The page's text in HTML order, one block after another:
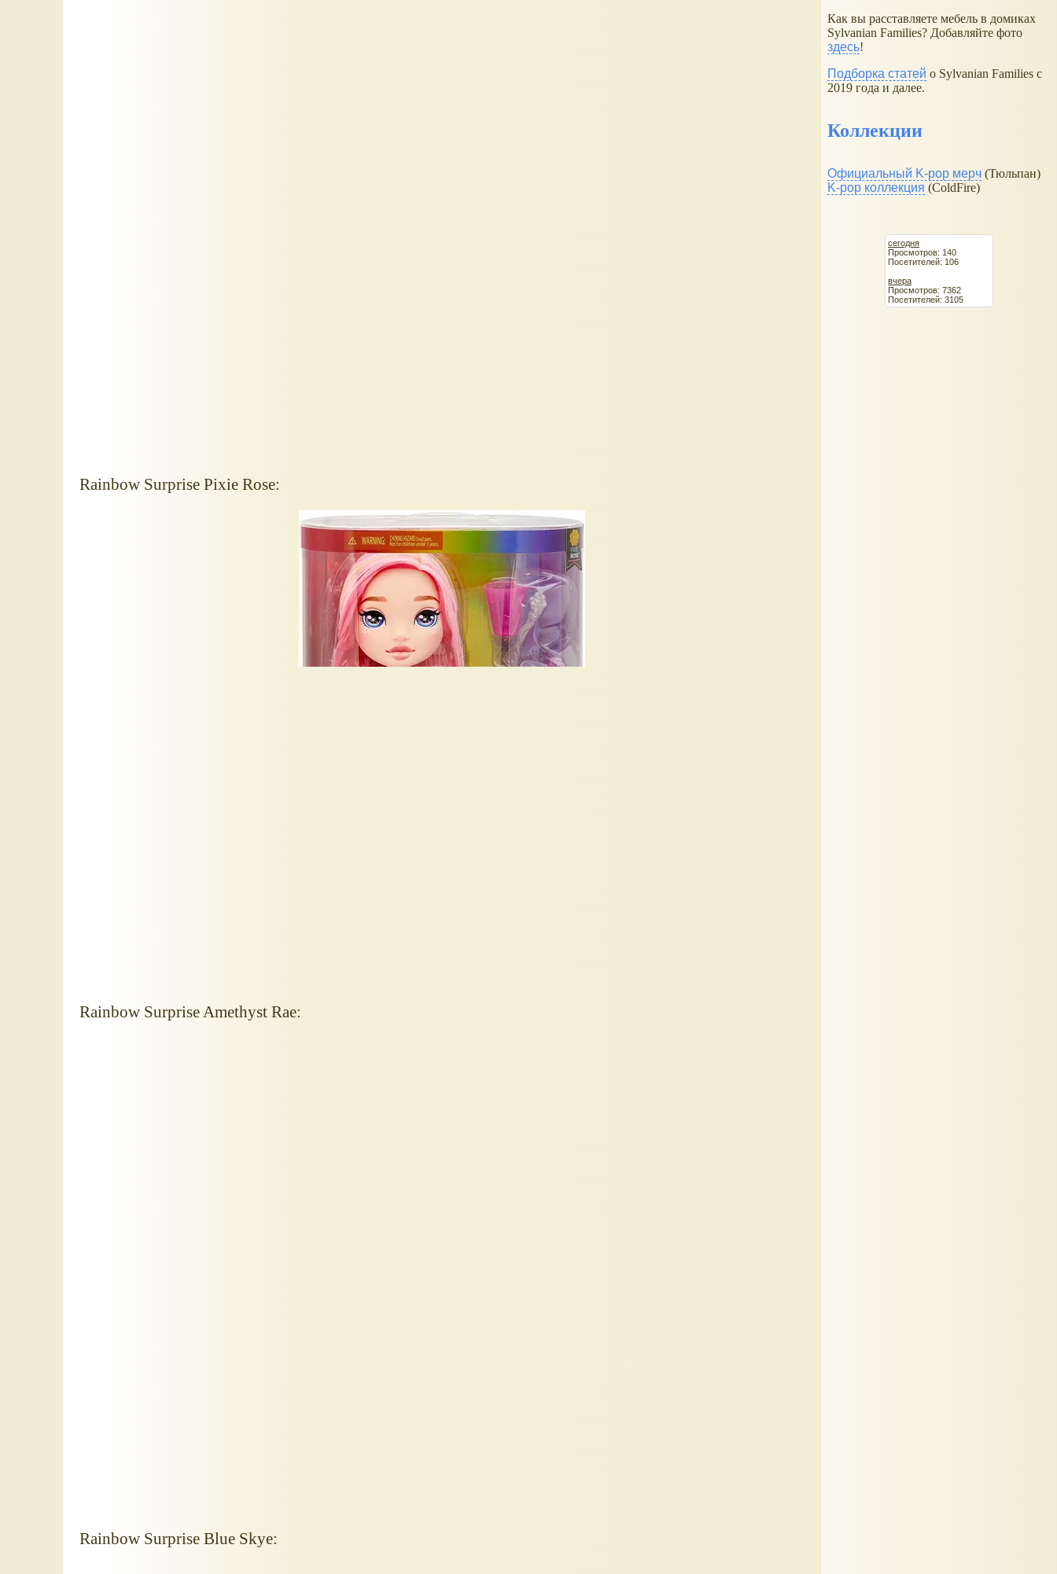
Rainbow Surprise Pixie Rose:
Rainbow Surprise Amethyst Rae:
Rainbow Surprise Blue Skye:
Как вы расставляете мебель в домиках
Sylvanian Families? Добавляйте фото
здесь!
Подборка статей о Sylvanian Families с
2019 года и далее.
Коллекции
Официальный K-pop мерч (Тюльпан)
K-pop коллекция (ColdFire)
сегодня
Просмотров: 140
Посетителей: 106
вчера
Просмотров: 7362
Посетителей: 3105